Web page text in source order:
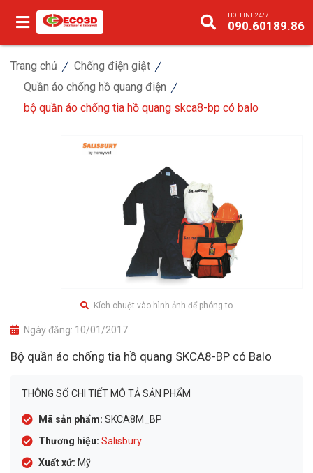
HOTLINE 24/7
090.60189.86
Trang chủ
Chống điện giật
Quần áo chống hồ quang điện
bộ quần áo chống tia hồ quang skca8-bp có balo
Kích chuột vào hình ảnh để phóng to
Ngày đăng: 10/01/2017
Bộ quần áo chống tia hồ quang SKCA8-BP có Balo
THÔNG SỐ CHI TIẾT MÔ TẢ SẢN PHẨM
Mã sản phẩm: SKCA8M_BP
Thương hiệu: Salisbury
Xuất xứ: Mỹ